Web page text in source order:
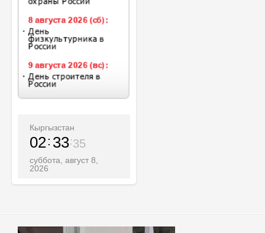
Кыргызстан
02 33 37
суббота, август 8,
2026